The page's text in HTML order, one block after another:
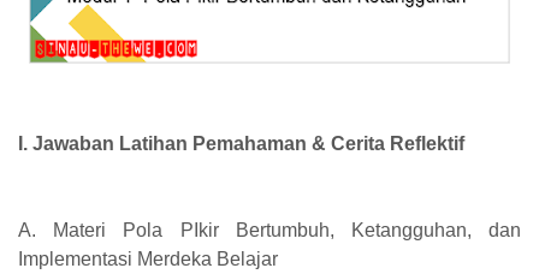
I. Jawaban Latihan Pemahaman & Cerita Reflektif
A. Materi Pola PIkir Bertumbuh, Ketangguhan, dan
Implementasi Merdeka Belajar